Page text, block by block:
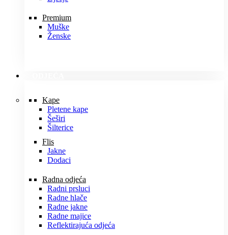
Premium
Muške
Ženske
Kape
Pletene kape
Šeširi
Šilterice
Flis
Jakne
Dodaci
Radna odjeća
Radni prsluci
Radne hlače
Radne jakne
Radne majice
Reflektirajuća odjeća